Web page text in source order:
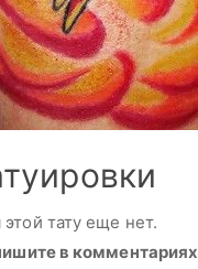
тату еще нет.
в комментариях